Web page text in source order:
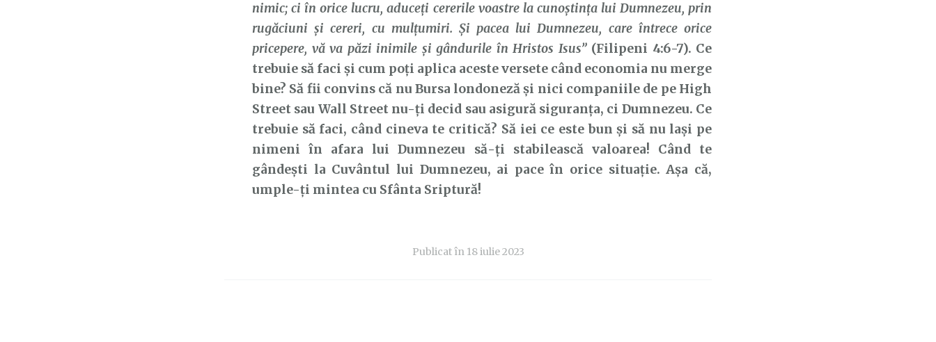
nimic; ci în orice lucru, aduceţi cererile voastre la cunoştinţa lui Dumnezeu, prin
rugăciuni şi cereri, cu mulţumiri. Şi pacea lui Dumnezeu, care întrece orice
pricepere, vă va păzi inimile şi gândurile în Hristos Isus”(Filipeni 4:6-7). Ce
trebuie să faci și cum poți aplica aceste versete când economia nu merge
bine? Să fii convins că nu Bursa londoneză și nici companiile de pe High
Street sau Wall Street nu-ți decid sau asigură siguranța, ci Dumnezeu. Ce
trebuie să faci, când cineva te critică? Să iei ce este bun și să nu lași pe
nimeni în afara lui Dumnezeu să-ți stabilească valoarea! Când te
gândești la Cuvântul lui Dumnezeu, ai pace în orice situație. Așa că,
umple-ți mintea cu Sfânta Sriptură!
Publicat în 18 iulie 2023